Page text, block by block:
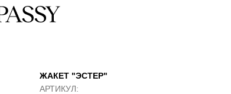
ЖАКЕТ "ЭСТЕР"
АРТИКУЛ: